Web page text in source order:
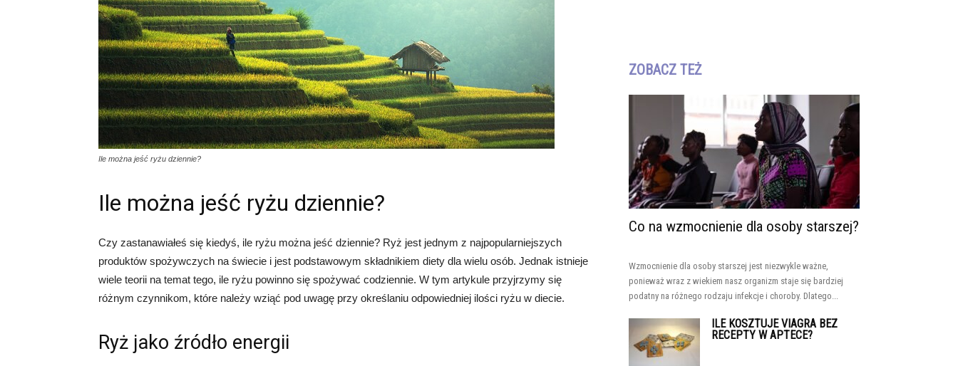
Ile można jeść ryżu dziennie?
Ile można jeść ryżu dziennie?
Czy zastanawiałeś się kiedyś, ile ryżu można jeść dziennie? Ryż jest jednym z najpopularniejszych
produktów spożywczych na świecie i jest podstawowym składnikiem diety dla wielu osób. Jednak istnieje
wiele teorii na temat tego, ile ryżu powinno się spożywać codziennie. W tym artykule przyjrzymy się
różnym czynnikom, które należy wziąć pod uwagę przy określaniu odpowiedniej ilości ryżu w diecie.
Ryż jako źródło energii
ZOBACZ TEŻ
Co na wzmocnienie dla osoby starszej?
Wzmocnienie dla osoby starszej jest niezwykle ważne,
ponieważ wraz z wiekiem nasz organizm staje się bardziej
podatny na różnego rodzaju infekcje i choroby. Dlatego...
ILE KOSZTUJE VIAGRA BEZ
RECEPTY W APTECE?